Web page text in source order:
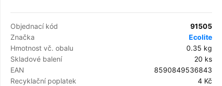
Objednací kód
91505
Značka
Ecolite
Hmotnost vč. obalu
0.35 kg
Skladové balení
20 ks
EAN
8590849536843
Recyklační poplatek
4 Kč